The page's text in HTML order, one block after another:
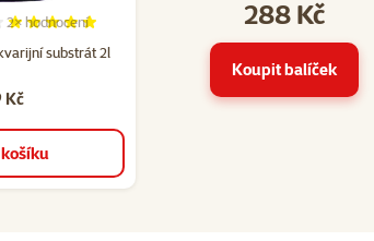
substrát 2l
Hodnocení 100%, počet hodnocení: 2
2× hodnocení
Kč
288 Kč
Koupit balíček